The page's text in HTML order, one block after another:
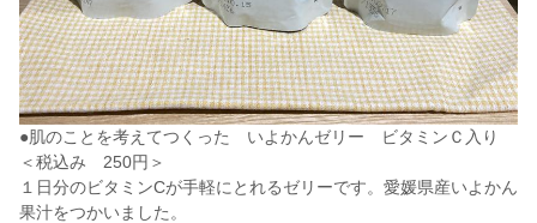
●肌のことを考えてつくった いよかんゼリー ビタミンＣ入り
＜税込み 250円＞
１日分のビタミンCが手軽にとれるゼリーです。愛媛県産いよかん
果汁をつかいました。